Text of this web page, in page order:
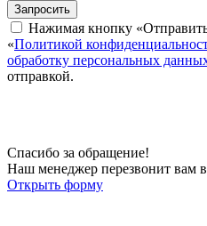
Запросить
Нажимая кнопку
«Политикой
обработку персональных
отправкой.
Спасибо за обращение!
Наш менеджер перезвонит вам
Открыть форму